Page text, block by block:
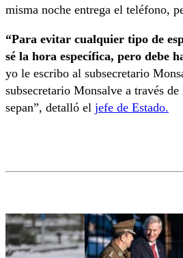
misma noche entrega el teléfono,
“Para evitar cualquier tipo de
sé la hora específica, pero debe
yo le escribo al subsecretario
subsecretario Monsalve a través
sepan”, detalló el jefe de Estado.